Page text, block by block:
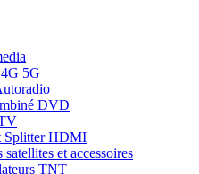
5G
DVD
Splitter HDMI
satellites et accessoires
TNT